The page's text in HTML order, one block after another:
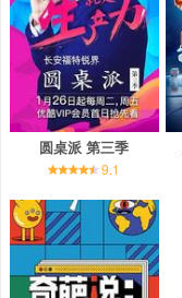
圆桌派 第三季
9.1